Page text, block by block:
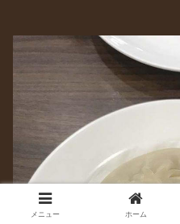
メニュー ホーム